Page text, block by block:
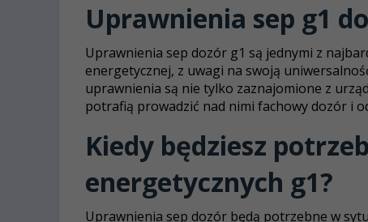
Uprawnienia sep g1
Uprawnienia sep dozór g1 są jednymi z
energetycznej, z uwagi na swoją
uprawnienia są nie tylko zaznajomione z
potrafią prowadzić nad nimi fachowy dozór i
Kiedy będziesz
energetycznych g1?
Uprawnienia sep dozór będą potrzebne w